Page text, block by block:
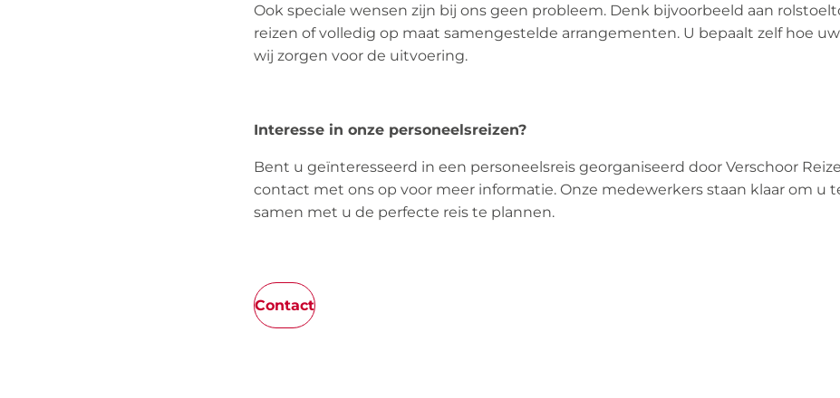
Ook speciale wensen zijn bij ons geen probleem. Denk bijvoorbeeld aan
reizen of volledig op maat samengestelde arrangementen. U bepaalt zelf hoe
wij zorgen voor de uitvoering.
Interesse in onze personeelsreizen?
Bent u geïnteresseerd in een personeelsreis georganiseerd door Verschoor
contact met ons op voor meer informatie. Onze medewerkers staan klaar om u
samen met u de perfecte reis te plannen.
Contact